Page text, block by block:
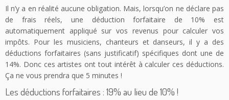
Il n’y a en réalité aucune obligation. Mais, lorsqu’on ne déclare pas
de frais réels, une déduction forfaitaire de 10% est
automatiquement appliqué sur vos revenus pour calculer vos
impôts. Pour les musiciens, chanteurs et danseurs, il y a des
déductions forfaitaires (sans justificatif) spécifiques dont une de
14%. Donc ces artistes ont tout intérêt à calculer ces déductions.
Ça ne vous prendra que 5 minutes !
Les déductions forfaitaires : 19% au lieu de 10% !